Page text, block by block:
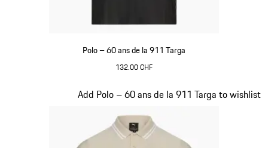
Polo – 60 ans de la 911 Targa
132.00 CHF
Add Polo – 60 ans de la 911 Targa to wishlist
Diapositive 9 sur 20